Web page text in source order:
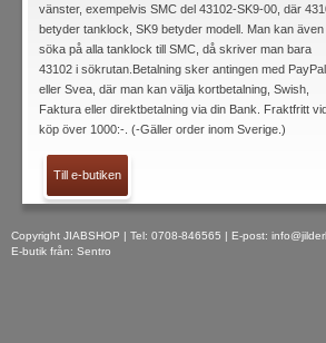
vänster, exempelvis SMC del 43102-SK9-00, där
betyder tanklock, SK9 betyder modell. Man kan även
söka på alla tanklock till SMC, då skriver man bara
43102 i sökrutan.Betalning sker antingen med PayPal,
eller Svea, där man kan välja kortbetalning, Swish,
Faktura eller direktbetalning via din Bank. Fraktfritt
köp över 1000:-. (-Gäller order inom Sverige.)
Till e-butiken
Copyright JIABSHOP | Tel: 0708-846565 | E-post:
E-butik från: Sentro